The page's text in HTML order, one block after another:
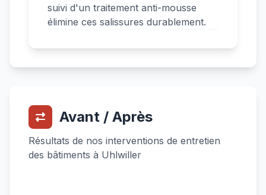
suivi d'un traitement anti-mousse
élimine ces salissures durablement.
Avant / Après
Résultats de nos interventions de entretien
des bâtiments à Uhlwiller